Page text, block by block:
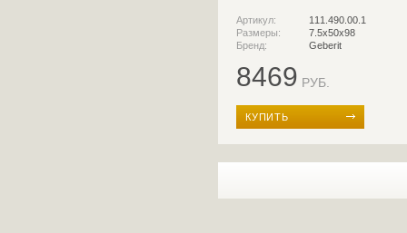
Артикул:
111.490.00.1
Размеры:
7.5х50х98
Бренд:
Geberit
8469 РУБ.
КУПИТЬ